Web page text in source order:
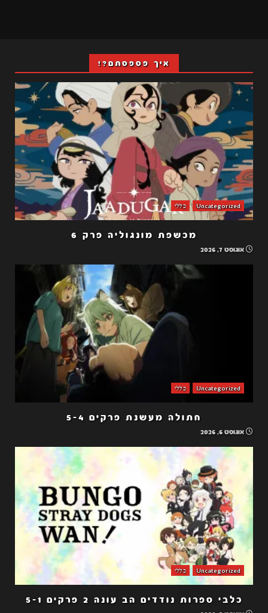
איך פספסתם?!
Uncategorized כללי
מכשפת מונגוליה פרק 6
אוגוסט 7, 2026
Uncategorized כללי
חתולה מעשנת פרקים 5-4
אוגוסט 6, 2026
Uncategorized כללי
כלבי ספרות נודדים הב עונה 2 פרקים 5-1